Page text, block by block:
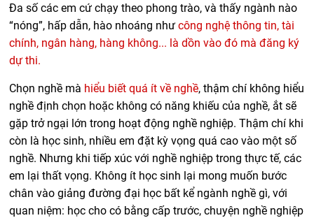
Đa số các em cứ chạy theo phong trào, và thấy ngành nào
“nóng”, hấp dẫn, hào nhoáng nhưcông nghệ thông tin, tài
chính, ngân hàng, hàng không... là dồn vào đó mà đăng ký
dự thi.
Chọn nghề mà hiểu biết quá ít về nghề, thậm chí không hiểu
nghề định chọn hoặc không có năng khiếu của nghề, ắt sẽ
gặp trở ngại lớn trong hoạt động nghề nghiệp. Thậm chí khi
còn là học sinh, nhiều em đặt kỳ vọng quá cao vào một số
nghề. Nhưng khi tiếp xúc với nghề nghiệp trong thực tế, các
em lại thất vọng. Không ít học sinh lại mong muốn bước
chân vào giảng đường đại học bất kể ngành nghề gì, với
quan niệm: học cho có bằng cấp trước, chuyện nghề nghiệp